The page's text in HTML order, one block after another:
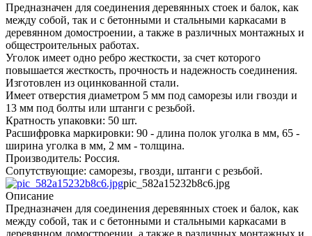
Предназначен для соединения деревянных стоек и балок, как
между собой, так и с бетонными и стальными каркасами в
деревянном домостроении, а также в различных монтажных и
общестроительных работах.
Уголок имеет одно ребро жесткости, за счет которого
повышается жесткость, прочность и надежность соединения.
Изготовлен из оцинкованной стали.
Имеет отверстия диаметром 5 мм под саморезы или гвозди и
13 мм под болты или штанги с резьбой.
Кратность упаковки: 50 шт.
Расшифровка маркировки: 90 - длина полок уголка в мм, 65 -
ширина уголка в мм, 2 мм - толщина.
Производитель: Россия.
Сопутствующие: саморезы, гвозди, штанги с резьбой.
pic_582a15232b8c6.jpg
Описание
Предназначен для соединения деревянных стоек и балок, как
между собой, так и с бетонными и стальными каркасами в
деревянном домостроении, а также в различных монтажных и